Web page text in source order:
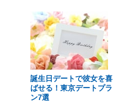
誕生日デートで彼女を喜
ばせる！東京デートプラ
ン7選